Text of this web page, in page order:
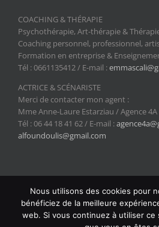
COACHING & THÉRAPIE
Psychothérapie, Art-thérapie &
Coaching personnel, professionnel,
Formation en entreprise &
Tél : 0661135412 / E-mail :
ACTRICE & SCÉNARISTE
Merci de contacter mon agent :
Mme Anne-Laure Estarziau / Agence 4A
Tél : 06 44 18 41 62 / E-mail :
alfoundoulis@gmail.com
Copyright 2024 Emma Scali | Tous
développement multiMind
Nous utilisons des cookies pour
bénéficiez de la meilleure
web. Si vous continuez à utiliser